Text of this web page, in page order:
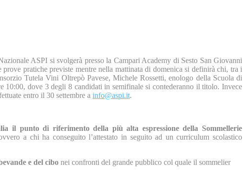
ASPI si svolgerà presso la Campari Academy di Sesto San Giovanni
pratiche previste mentre nella mattinata di domenica si definirà chi, tra i
Tutela Vini Oltrepò Pavese, Michele Rossetti, enologo della Scuola di
10:00, dove 3 degli 8 candidati in semifinale si contederanno il titolo. Invece
entro il 30 settembre a info@aspi.it.
il punto di riferimento della più alta espressione della Sommellerie
a chi ha conseguito l’attestato in seguito ad un curriculum scolastico
e del cibo nei confronti del grande pubblico col quale il sommelier